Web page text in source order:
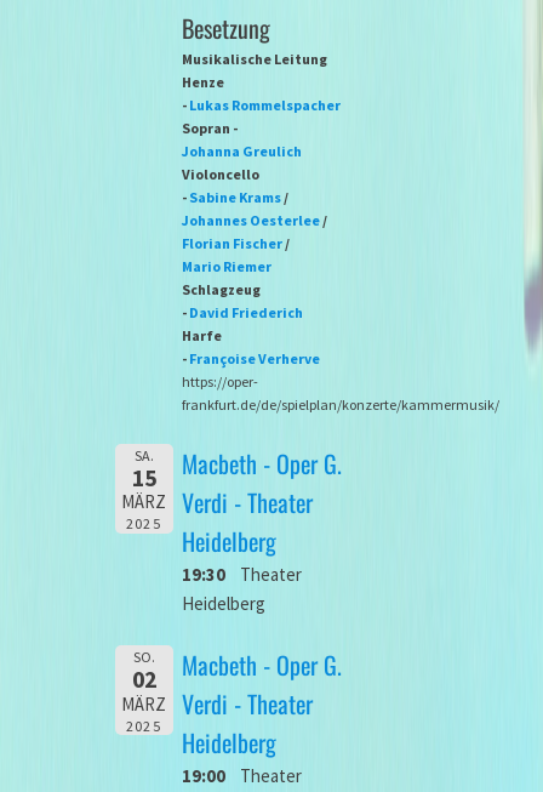
Besetzung
Musikalische Leitung
Henze
- Lukas Rommelspacher
Sopran -
Johanna Greulich
Violoncello
- Sabine Krams/
Johannes Oesterlee/
Florian Fischer/
Mario Riemer
Schlagzeug
- David Friederich
Harfe
- Françoise Verherve
https://oper-
frankfurt.de/de/spielplan/konzerte/kammermusik/
SA.
15
MÄRZ
2025
Macbeth - Oper G.
Verdi - Theater
Heidelberg
19:30
Theater
Heidelberg
SO.
02
MÄRZ
2025
Macbeth - Oper G.
Verdi - Theater
Heidelberg
19:00
Theater